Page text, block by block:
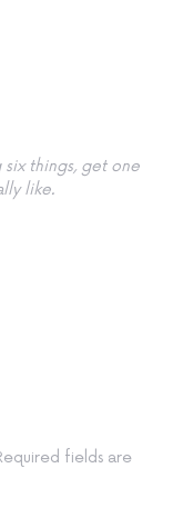
things, get one
like.
fields are